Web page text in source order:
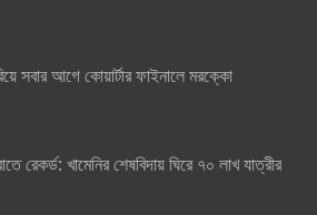
সবার আগে কোয়ার্টার ফাইনালে মরক্কো
রেকর্ড: খামেনির শেষবিদায় ঘিরে ৭০ লাখ যাত্রীর